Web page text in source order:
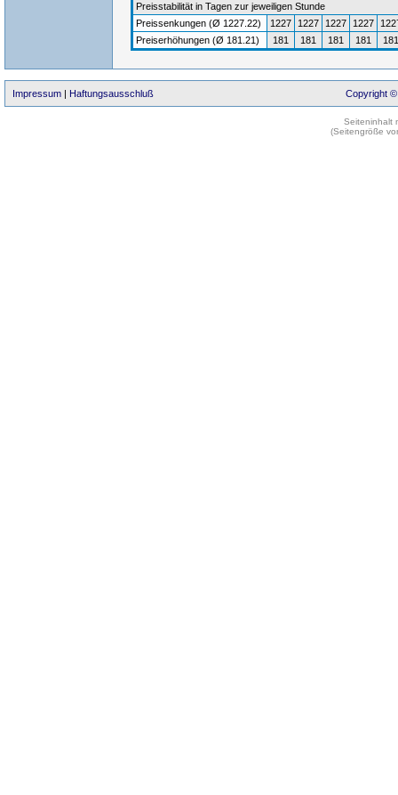
Preisstabilität in Tagen zur jeweiligen Stunde
Preissenkungen (Ø 1227.22)
1227 1227 1227 1227
Preiserhöhungen (Ø 181.21)
181 181 181 181 181
Impressum | Haftungsausschluß Copyright ©
Seiteninhalt
(Seitengröße